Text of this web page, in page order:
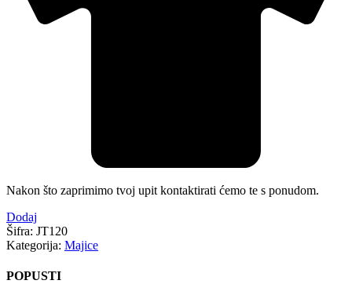
Nakon što zaprimimo tvoj upit kontaktirati ćemo te s ponudom.
Dodaj
Šifra: JT120
Kategorija: Majice
POPUSTI